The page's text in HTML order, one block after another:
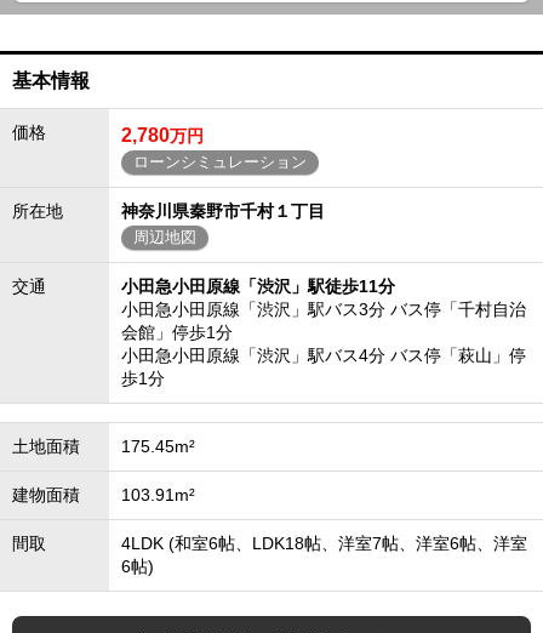
基本情報
価格 2,780万円
ローンシミュレーション
所在地 神奈川県秦野市千村１丁目
周辺地図
交通
小田急小田原線「渋沢」駅徒歩11分
小田急小田原線「渋沢」駅バス3分 バス停「千村自治
会館」停歩1分
小田急小田原線「渋沢」駅バス4分 バス停「萩山」停
歩1分
土地面積 175.45m²
建物面積 103.91m²
間取
4LDK (和室6帖、LDK18帖、洋室7帖、洋室6帖、洋室
6帖)